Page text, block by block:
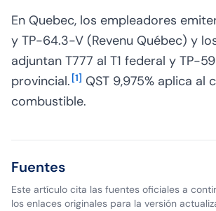
En Quebec, los empleadores
y TP-64.3-V (Revenu Québec) y
adjuntan T777 al T1 federal y TP-
provincial. [1] QST 9,975% aplica al
combustible.
Fuentes
Este artículo cita las fuentes oficiales a
los enlaces originales para la versión